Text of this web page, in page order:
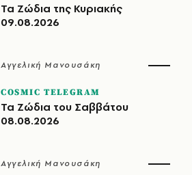
Τα Ζώδια της Κυριακής
09.08.2026
Αγγελική Μανουσάκη
COSMIC TELEGRAM
Τα Ζώδια του Σαββάτου
08.08.2026
Αγγελική Μανουσάκη